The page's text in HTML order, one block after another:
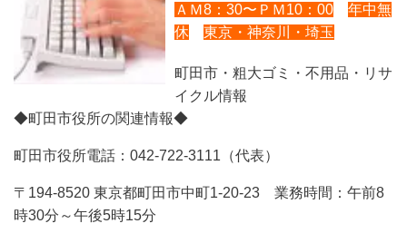
ＡＭ8：30〜ＰＭ10：00
年中無
休
東京・神奈川・埼玉
町田市・粗大ゴミ・不用品・リサ
イクル情報
◆町田市役所の関連情報◆
町田市役所電話：042-722-3111（代表）
〒194-8520 東京都町田市中町1-20-23 業務時間：午前8
時30分～午後5時15分